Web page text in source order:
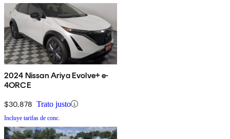
2024 Nissan Ariya Evolve+ e-
4ORCE
$30,878 Trato justo
Incluye tarifas de conc.